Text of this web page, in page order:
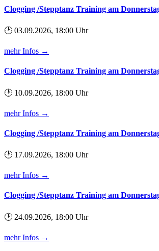
Clogging /Stepptanz Training am
🕑 03.09.2026, 18:00 Uhr
mehr Infos →
Clogging /Stepptanz Training am
🕑 10.09.2026, 18:00 Uhr
mehr Infos →
Clogging /Stepptanz Training am
🕑 17.09.2026, 18:00 Uhr
mehr Infos →
Clogging /Stepptanz Training am
🕑 24.09.2026, 18:00 Uhr
mehr Infos →